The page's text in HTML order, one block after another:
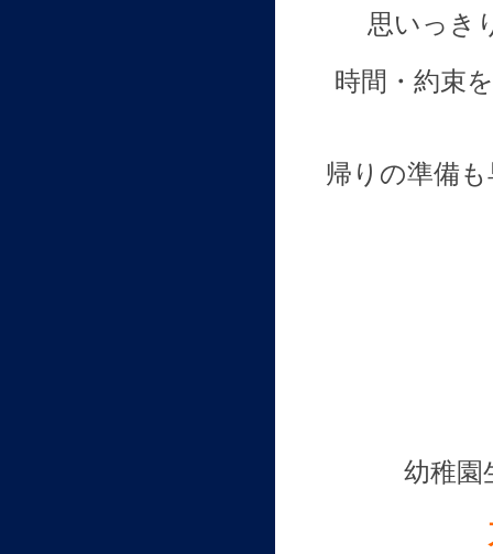
思いっ
時間・約束
帰りの準備
幼稚園